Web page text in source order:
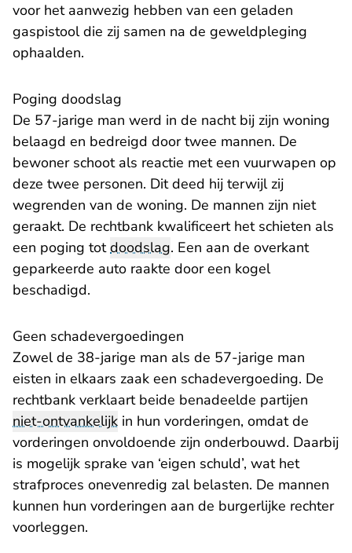
voor het aanwezig hebben van een geladen
gaspistool die zij samen na de geweldpleging
ophaalden.
Poging doodslag
De 57-jarige man werd in de nacht bij zijn woning
belaagd en bedreigd door twee mannen. De
bewoner schoot als reactie met een vuurwapen op
deze twee personen. Dit deed hij terwijl zij
wegrenden van de woning. De mannen zijn niet
geraakt. De rechtbank kwalificeert het schieten als
een poging totdoodslag. Een aan de overkant
geparkeerde auto raakte door een kogel
beschadigd.
Geen schadevergoedingen
Zowel de 38-jarige man als de 57-jarige man
eisten in elkaars zaak een schadevergoeding. De
rechtbank verklaart beide benadeelde partijen
niet-ontvankelijk in hun vorderingen, omdat de
vorderingen onvoldoende zijn onderbouwd. Daarbij
is mogelijk sprake van ‘eigen schuld’, wat het
strafproces onevenredig zal belasten. De mannen
kunnen hun vorderingen aan de burgerlijke rechter
voorleggen.